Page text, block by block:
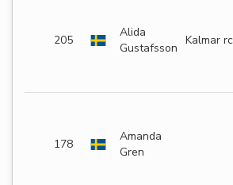
205
Alida
Gustafsson
Kalmar rc
178
Amanda
Gren